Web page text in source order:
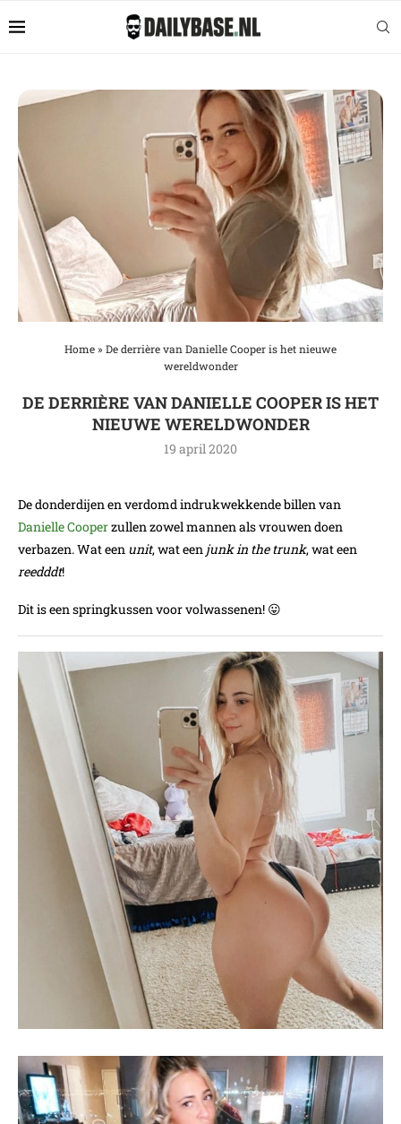
Home» De derrière van Danielle Cooper is het nieuwe
wereldwonder
DE DERRIÈRE VAN DANIELLE COOPER IS HET
NIEUWE WERELDWONDER
19 april 2020
De donderdijen en verdomd indrukwekkende billen van
Danielle Cooperzullen zowel mannen als vrouwen doen
verbazen. Wat een unit, wat een junk in the trunk, wat een
reedddt!
Dit is een springkussen voor volwassenen! 😛